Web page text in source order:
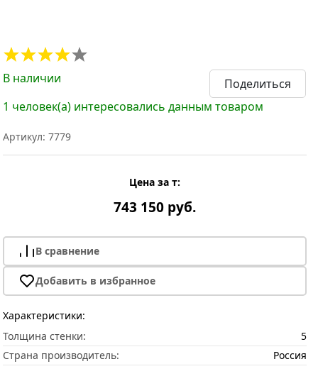
В наличии
Поделиться
1 человек(а) интересовались данным товаром
Артикул: 7779
Цена за т:
743 150 руб.
В сравнение
Добавить в избранное
Характеристики:
Толщина стенки:
5
Страна производитель:
Россия